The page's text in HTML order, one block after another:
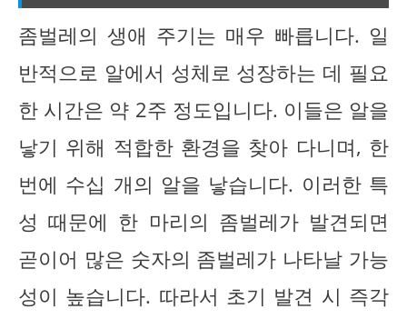
좀벌레의 생애 주기는 매우 빠릅니다. 일
반적으로 알에서 성체로 성장하는 데 필요
한 시간은 약 2주 정도입니다. 이들은 알을
낳기 위해 적합한 환경을 찾아 다니며, 한
번에 수십 개의 알을 낳습니다. 이러한 특
성 때문에 한 마리의 좀벌레가 발견되면
곧이어 많은 숫자의 좀벌레가 나타날 가능
성이 높습니다. 따라서 초기 발견 시 즉각